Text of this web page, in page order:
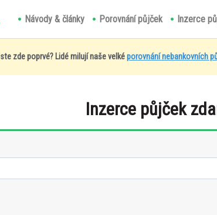
Návody & články Porovnání půjček Inzerce
zde poprvé? Lidé milují naše velképorovnání nebankovních
Inzerce půjček